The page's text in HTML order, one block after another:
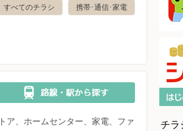
携帯･通信･家電
すべてのチラシ
ア、ホームセンター、家電、ファ
チラ